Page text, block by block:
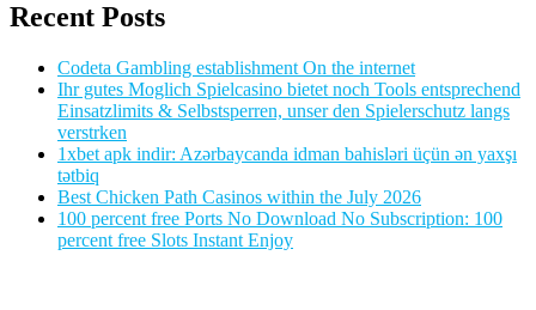
Recent Posts
Codeta Gambling establishment On the internet
Ihr gutes Moglich Spielcasino bietet noch Tools entsprechend
Einsatzlimits & Selbstsperren, unser den Spielerschutz langs
verstrken
1xbet apk indir: Azərbaycanda idman bahisləri üçün ən yaxşı
tətbiq
Best Chicken Path Casinos within the July 2026
100 percent free Ports No Download No Subscription: 100
percent free Slots Instant Enjoy